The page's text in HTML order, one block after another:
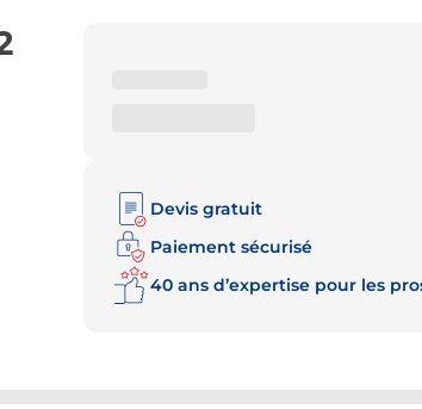
Devis gratuit
Paiement sécurisé
40 ans d’expertise pour les